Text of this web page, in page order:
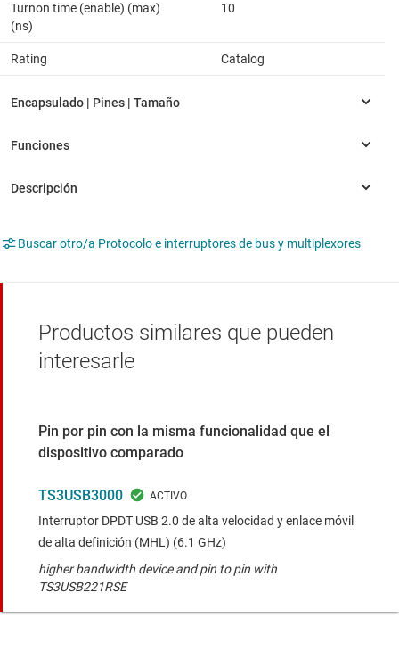
Turnon time (enable) (max)
(ns)
10
Rating Catalog
Buscar otro/a Protocolo e interruptores de bus y multiplexores
Productos similares que pueden
interesarle
Pin por pin con la misma funcionalidad que el
dispositivo comparado
TS3USB3000
Interruptor DPDT USB 2.0 de alta velocidad y enlace móvil
de alta definición (MHL) (6.1 GHz)
higher bandwidth device and pin to pin with
TS3USB221RSE